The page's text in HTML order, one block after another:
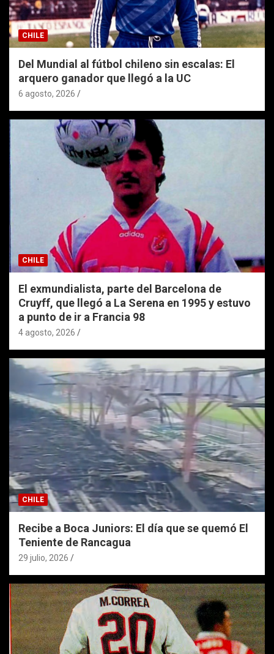
CHILE
Del Mundial al fútbol chileno sin escalas: El
arquero ganador que llegó a la UC
6 agosto, 2026
CHILE
El exmundialista, parte del Barcelona de
Cruyff, que llegó a La Serena en 1995 y estuvo
a punto de ir a Francia 98
4 agosto, 2026
CHILE
Recibe a Boca Juniors: El día que se quemó El
Teniente de Rancagua
29 julio, 2026